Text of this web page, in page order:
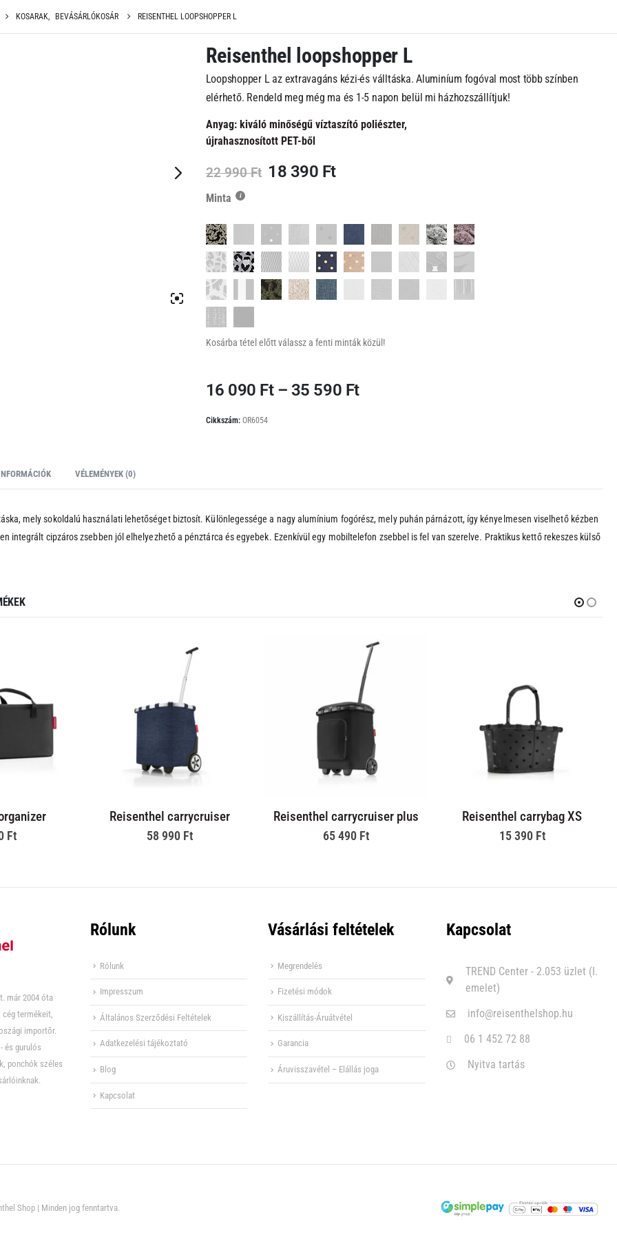
KOSARAK, BEVÁSÁRLÓKOSÁR REISENTHEL LOOPSHOPPER L
Reisenthel loopshopper L
Loopshopper L az extravagáns kézi-és válltáska. Aluminíum fogóval most több színben
elérhető. Rendeld meg még ma és 1-5 napon belül mi házhozszállítjuk!
Anyag: kiváló minőségű víztaszító poliészter,
újrahasznosított PET-ből
22 990Ft Original
22
990 Ft.
18 390 FtCurrent
18
390 Ft.
Minta
Kosárba tétel előtt válassz a fenti minták közül!
16 090 Ft – 35 590 FtÁrtartomány:
Cikkszám: OR6054
VÉLEMÉNYEK (0)
mely sokoldalú használati lehetőséget biztosít. Különlegessége a nagy alumínium fogórész, mely puhán párnázott, így kényelmesen viselhető kézben
integrált cipzáros zsebben jól elhelyezhető a pénztárca és egyebek. Ezenkívül egy mobiltelefon zsebbel is fel van szerelve. Praktikus kettő rekeszes külső
Ft
Reisenthel carrycruiser
58 990 Ft
Reisenthel carrycruiser plus
65 490 Ft
Reisenthel carrybag XS
15 390 Ft
már 2004 óta
termékeit,
importőr.
és gurulós
ponchók széles
Rólunk
Rólunk
Impresszum
Általános Szerződési Feltételek
Adatkezelési tájékoztató
Blog
Kapcsolat
Vásárlási feltételek
Megrendelés
Fizetési módok
Kiszállítás-Áruátvétel
Garancia
Áruvisszavétel – Elállás joga
Kapcsolat
TREND Center - 2.053 üzlet (I.
emelet)
info@reisenthelshop.hu
06 1 452 72 88
Nyitva tartás
Shop | Minden jog fenntartva.